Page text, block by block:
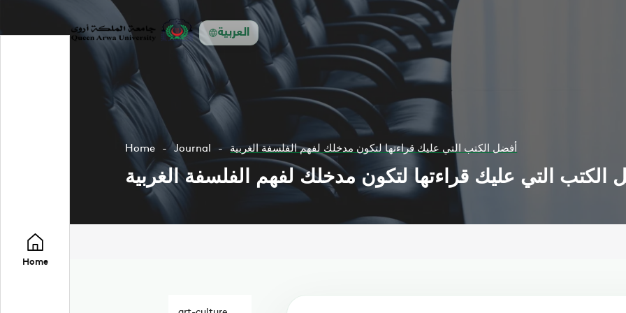
العربية
Home
Home Journal أفضل الكتب التي عليك قراءتها لتكون مدخلك لفهم الفلسفة الغربية
الكتب التي عليك قراءتها لتكون مدخلك لفهم الفلسفة الغربية